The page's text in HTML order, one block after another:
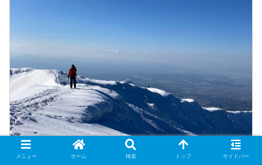
メニュー ホーム 検索 トップ サイドバー